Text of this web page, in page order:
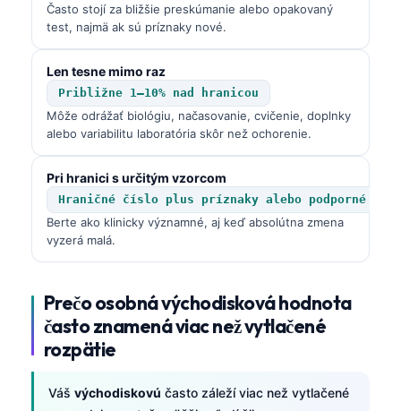
Často stojí za bližšie preskúmanie alebo opakovaný
test, najmä ak sú príznaky nové.
Len tesne mimo raz
Približne 1–10% nad hranicou
Môže odrážať biológiu, načasovanie, cvičenie, doplnky
alebo variabilitu laboratória skôr než ochorenie.
Pri hranici s určitým vzorcom
Hraničné číslo plus príznaky alebo podporné
Berte ako klinicky významné, aj keď absolútna zmena
vyzerá malá.
Prečo osobná východisková hodnota
často znamená viac než vytlačené
rozpätie
Váš východiskovú často záleží viac než vytlačené